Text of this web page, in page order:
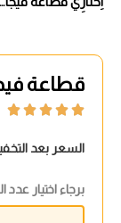
قطاعة





السعر بعد
برجاء اختيار